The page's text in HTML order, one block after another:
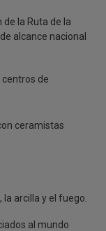
de la Ruta de la
alcance nacional
de
ceramistas
arcilla y el fuego.
al mundo